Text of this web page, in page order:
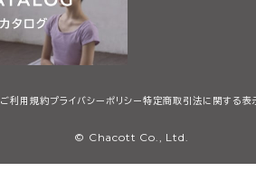
ご利用規約プライバシーポリシー特定商取引法に関する表
© Chacott Co., Ltd.